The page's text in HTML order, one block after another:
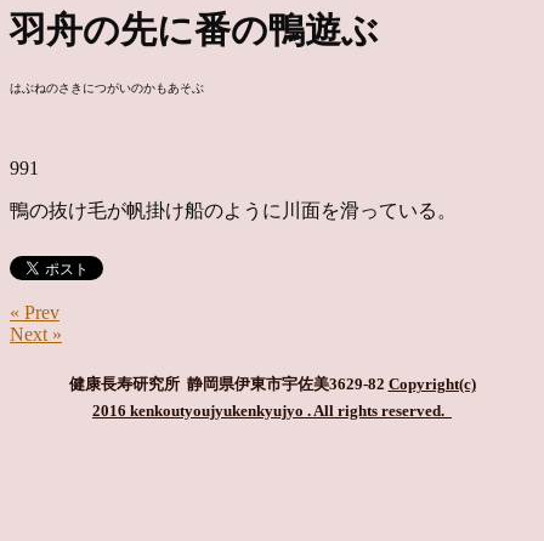
羽舟の先に番の鴨遊ぶ
はぶねのさきにつがいのかもあそぶ
991
鴨の抜け毛が帆掛け船のように川面を滑っている。
« Prev
Next »
健康長寿研究所 静岡県伊東市宇佐美3629-82 Copyright(c)
2016 kenkoutyoujyukenkyujyo . All rights reserved.